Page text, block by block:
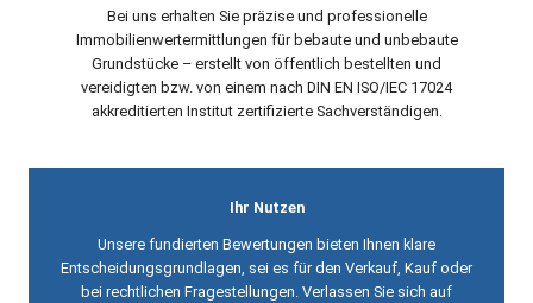
Bei uns erhalten Sie präzise und professionelle
Immobilienwertermittlungen für bebaute und unbebaute
Grundstücke – erstellt von öffentlich bestellten und
vereidigten bzw. von einem nach DIN EN ISO/IEC 17024
akkreditierten Institut zertifizierte Sachverständigen.
Ihr Nutzen
Unsere fundierten Bewertungen bieten Ihnen klare
Entscheidungsgrundlagen, sei es für den Verkauf, Kauf oder
bei rechtlichen Fragestellungen. Verlassen Sie sich auf